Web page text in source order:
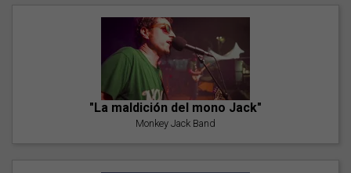
"La maldición del mono Jack"
Monkey Jack Band